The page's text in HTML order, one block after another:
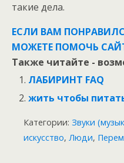
такие дела.
ЕСЛИ ВАМ
МОЖЕТЕ ПОМОЧЬ
Также читайте -
ЛАБИРИНТ FAQ
жить чтобы
Категории: Звуки
искусство, Люди,